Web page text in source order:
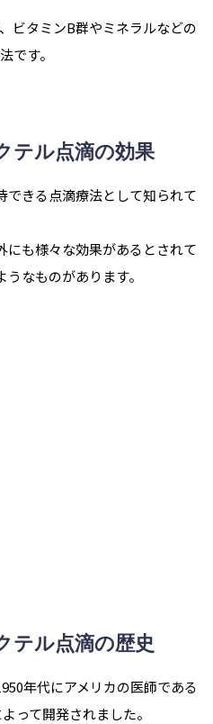
ビタミンB群やミネラルなどの
です。
テル点滴の効果
できる点滴療法として知られて
にも様々な効果があるとされて
なものがあります。
テル点滴の歴史
年代にアメリカの医師である
って開発されました。